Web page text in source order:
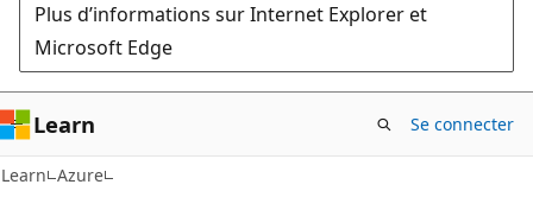
Plus d’informations sur Internet Explorer et
Microsoft Edge
Learn Se connecter
Learn Azure